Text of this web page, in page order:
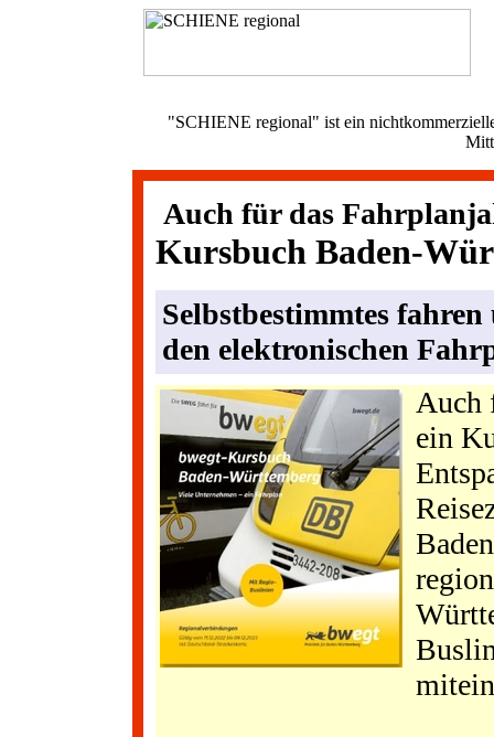
"SCHIENE regional" ist ein
Auch für das
Kursbuch Baden-
Selbstbestimmtes
den elektronischen
Auch
ein